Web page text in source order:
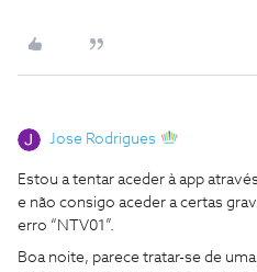
Jose Rodrigues
Estou a tentar aceder à app
e não consigo aceder a certas
erro “NTV01”.
Boa noite, parece tratar-se de